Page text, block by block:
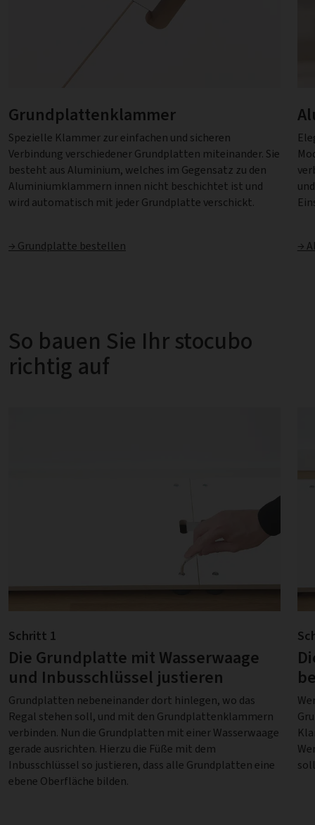
Grundplattenklammer
Spezielle Klammer zur einfachen und sicheren
Verbindung verschiedener Grundplatten miteinander. Sie
besteht aus Aluminium, welches im Gegensatz zu den
Aluminiumklammern innen nicht beschichtet ist und
wird automatisch mit jeder Grundplatte verschickt.
→ Grundplatte bestellen →
So bauen Sie Ihr stocubo
richtig auf
Schritt 1
Die Grundplatte mit Wasserwaage
und Inbusschlüssel justieren
Grundplatten nebeneinander dort hinlegen, wo das
Regal stehen soll, und mit den Grundplattenklam​mern
verbinden. Nun die Grundplatten mit einer Wasserwaage
gerade ausrichten. Hierzu die Füße mit dem
Inbusschlüssel so justieren, dass alle Grundplatten eine
ebene Oberfläche bilden.